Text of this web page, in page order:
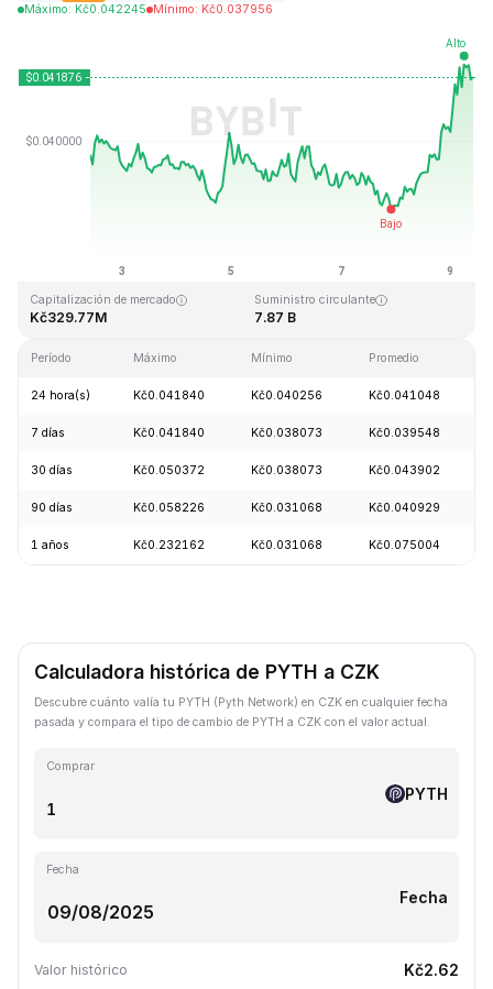
Máximo: Kč0.042245 Mínimo: Kč0.037956
Capitalización de mercado
Kč329.77M
Suministro circulante
7.87 B
Período Máximo Mínimo Promedio
24 hora(s) Kč0.041840 Kč0.040256 Kč0.041048
7 días Kč0.041840 Kč0.038073 Kč0.039548
30 días Kč0.050372 Kč0.038073 Kč0.043902
90 días Kč0.058226 Kč0.031068 Kč0.040929
1 años Kč0.232162 Kč0.031068 Kč0.075004
Calculadora histórica de PYTH a CZK
Descubre cuánto valía tu PYTH (Pyth Network) en CZK en cualquier fecha
pasada y compara el tipo de cambio de PYTH a CZK con el valor actual.
Comprar
PYTH
Fecha
Fecha
Valor histórico Kč2.62